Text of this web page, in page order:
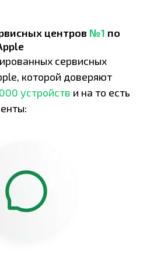
центров №1 по
сервисных
которой доверяют
устройств и на то есть